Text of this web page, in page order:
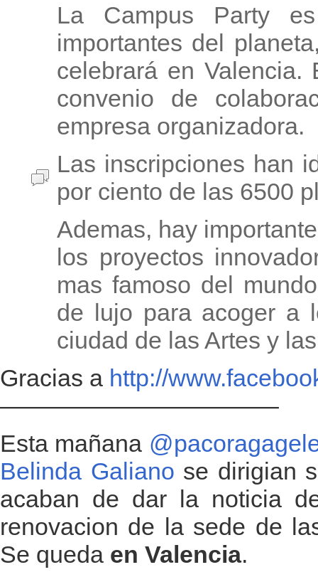
La Campus Party
importantes del
celebrará en
convenio de
empresa organizadora.
Las inscripciones han
por ciento de las 6500
Ademas, hay
los proyectos
mas famoso del
de lujo para acoger a
ciudad de las Artes y
Gracias a http://
———————————–
Esta mañana
Belinda Galiano se dirigian
acaban de dar la noticia
renovacion de la sede de
Se queda en Valencia.